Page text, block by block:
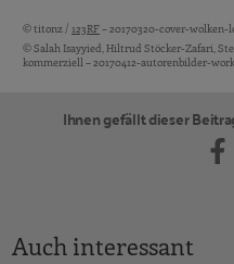
Bildquellen und
© titonz / 123RF– 20170320-cover-
© Salah Isayyied, Hiltrud Stöcker-Zafari,
kommerziell – 20170412-autorenbilder-
Ihnen gefällt dieser
Auch interessant